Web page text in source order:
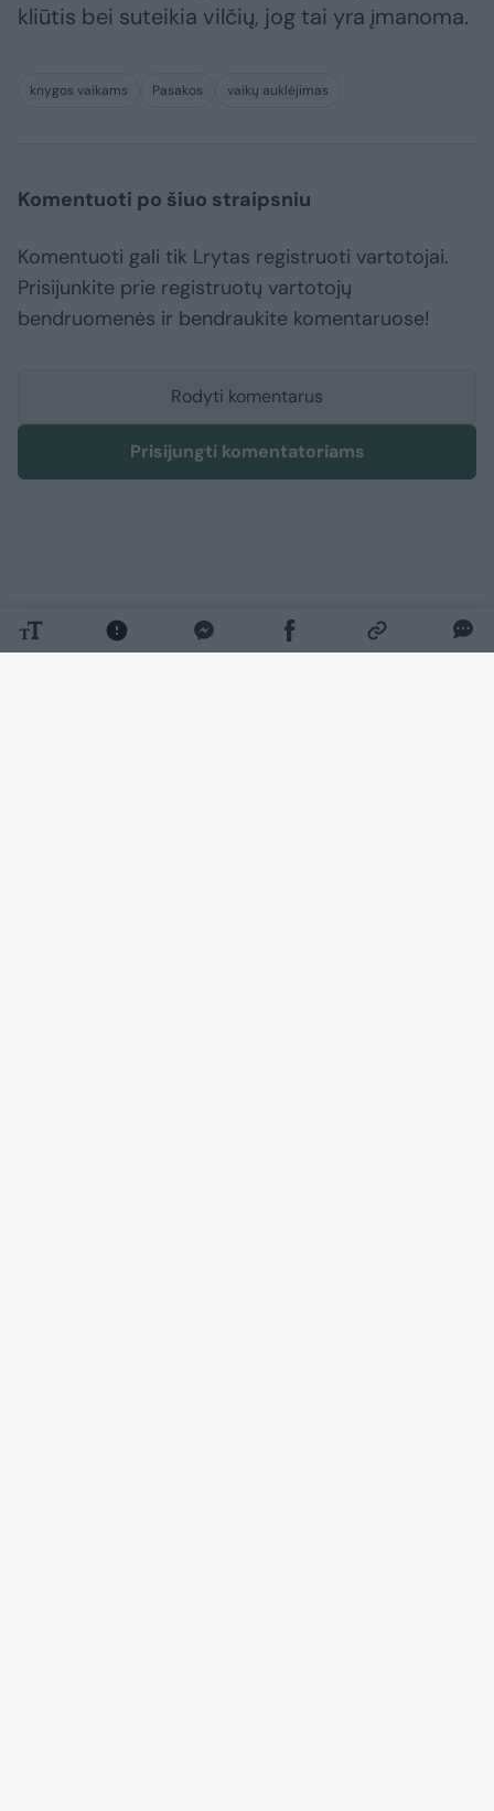
kliūtis bei suteikia vilčių, jog tai yra įmanoma.
knygos vaikams Pasakos vaikų auklėjimas
Komentuoti po šiuo straipsniu
Komentuoti gali tik Lrytas registruoti vartotojai.
Prisijunkite prie registruotų vartotojų
bendruomenės ir bendraukite komentaruose!
Rodyti komentarus
Prisijungti komentatoriams